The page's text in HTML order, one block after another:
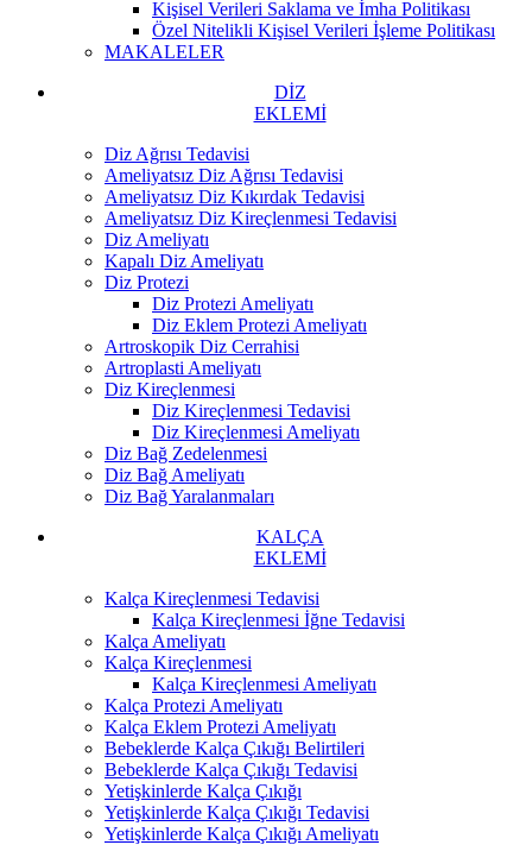
Kişisel Verileri Saklama ve İmha Politikası
Özel Nitelikli Kişisel Verileri İşleme Politikası
MAKALELER
DİZ
EKLEMİ
Diz Ağrısı Tedavisi
Ameliyatsız Diz Ağrısı Tedavisi
Ameliyatsız Diz Kıkırdak Tedavisi
Ameliyatsız Diz Kireçlenmesi Tedavisi
Diz Ameliyatı
Kapalı Diz Ameliyatı
Diz Protezi
Diz Protezi Ameliyatı
Diz Eklem Protezi Ameliyatı
Artroskopik Diz Cerrahisi
Artroplasti Ameliyatı
Diz Kireçlenmesi
Diz Kireçlenmesi Tedavisi
Diz Kireçlenmesi Ameliyatı
Diz Bağ Zedelenmesi
Diz Bağ Ameliyatı
Diz Bağ Yaralanmaları
KALÇA
EKLEMİ
Kalça Kireçlenmesi Tedavisi
Kalça Kireçlenmesi İğne Tedavisi
Kalça Ameliyatı
Kalça Kireçlenmesi
Kalça Kireçlenmesi Ameliyatı
Kalça Protezi Ameliyatı
Kalça Eklem Protezi Ameliyatı
Bebeklerde Kalça Çıkığı Belirtileri
Bebeklerde Kalça Çıkığı Tedavisi
Yetişkinlerde Kalça Çıkığı
Yetişkinlerde Kalça Çıkığı Tedavisi
Yetişkinlerde Kalça Çıkığı Ameliyatı